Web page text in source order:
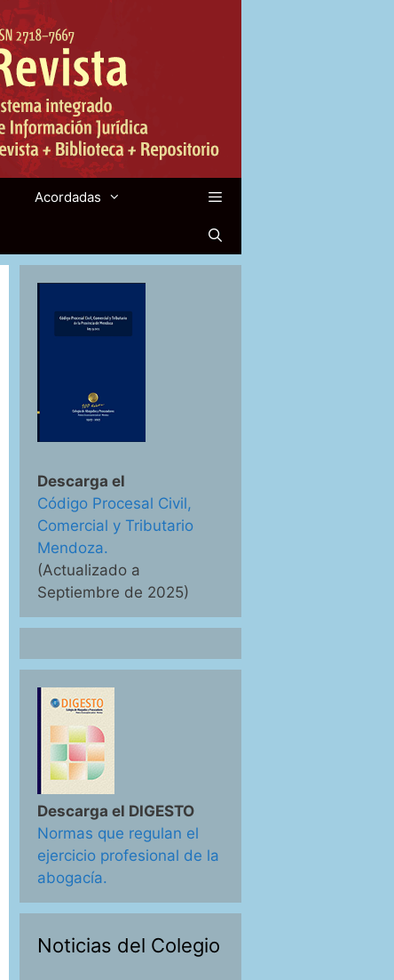
Acordadas
Descarga el
Código Procesal Civil,
Comercial y Tributario
Mendoza.
(Actualizado a
Septiembre de 2025)
Descarga el DIGESTO
Normas que regulan el
ejercicio profesional de la
abogacía.
Noticias del Colegio